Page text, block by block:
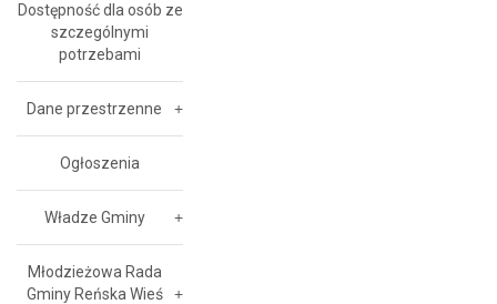
Dostępność dla osób ze
szczególnymi
potrzebami
Dane przestrzenne
Ogłoszenia
Władze Gminy
Młodzieżowa Rada
Gminy Reńska Wieś